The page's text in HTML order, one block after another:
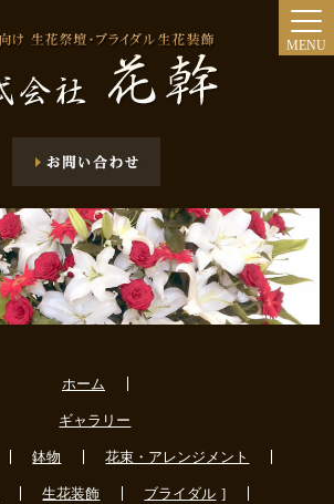
MENU
ホーム
ギャラリー
鉢物 花束・アレンジメント
生花装飾 ブライダル